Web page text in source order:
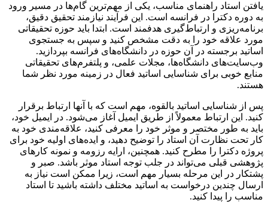
یافتن استاد راهنمای مناسب، یکی از مهم‌ترین گام‌ها در مسیر ورود
به دوره دکترا در فرانسه است. این فرآیند نیازمند تحقیق دقیق،
برنامه‌ریزی و ارتباط‌گیری هدفمند است. ابتدا باید حوزه تحقیقاتی
مورد علاقه خود را به دقت مشخص کنید و سپس به جستجوی
اساتید برجسته در آن حوزه در دانشگاه‌های فرانسه بپردازید.
وب‌سایت‌های دانشگاه‌ها، مجلات علمی، و پلتفرم‌های تحقیقاتی
منابع خوبی برای شناسایی اساتید فعال در زمینه مورد نظر شما
هستند.
پس از شناسایی اساتید بالقوه، مهم است که با آنها ارتباط برقرار
کنید. این ارتباط معمولاً از طریق ایمیل آغاز می‌شود. در ایمیل خود،
باید به طور مختصر و موثر خود را معرفی کنید، علاقه‌مندی خود به
کار تحت نظارت آن استاد را توضیح دهید، و ایده‌های اولیه خود برای
پروژه دکترا را مطرح کنید. همچنین، ارایه رزومه و نمونه کارهای
پژوهشی قبلی می‌تواند در جلب توجه استاد موثر باشد. صبر و
پشتکار در این مرحله بسیار مهم است، زیرا ممکن است نیاز به
ارسال چندین درخواست به اساتید مختلف داشته باشید تا استاد
مناسب را پیدا کنید.